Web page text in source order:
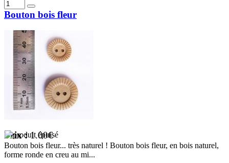
Bouton bois fleur
Prix :1.00€
Bouton bois fleur... très naturel ! Bouton bois fleur, en bois naturel,
forme ronde en creu au mi...